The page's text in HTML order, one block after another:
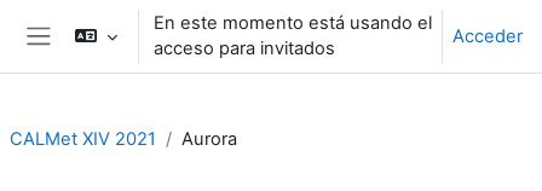
Salta al contenido principal
Panel lateral
En este momento está usando el
acceso para invitados
Acceder
CALMet XIV 2021 Aurora